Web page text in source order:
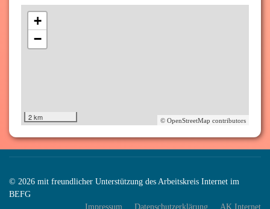
+
−
2 km © OpenStreetMap contributors
© 2026 mit freundlicher Unterstützung des Arbeitskreis Internet im
BEFG
Impressum
Datenschutzerklärung AK Internet